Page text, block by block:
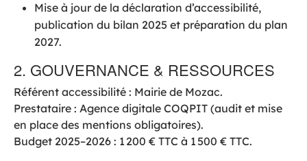
Mise à jour de la déclaration d’accessibilité,
publication du bilan 2025 et préparation du plan
2027.
2. GOUVERNANCE & RESSOURCES
Référent accessibilité : Mairie de Mozac.
Prestataire : Agence digitale COQPIT (audit et mise
en place des mentions obligatoires).
Budget 2025–2026 : 1 200 € TTC à 1 500 € TTC.